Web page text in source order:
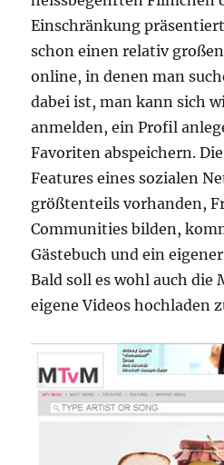
Einschränkung
schon einen relativ
online, in denen man
dabei ist, man kann sich
anmelden, ein Profil
Favoriten abspeichern.
Features eines sozialen
größtenteils vorhanden,
Communities bilden,
Gästebuch und ein
Bald soll es wohl auch die
eigene Videos hochladen